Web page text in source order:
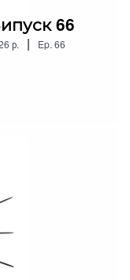
66
р. | Ep. 66